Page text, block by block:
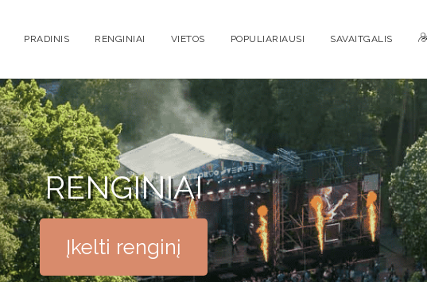
PRADINIS RENGINIAI VIETOS POPULIARIAUSI SAVAITGALIS
RENGINIAI
Įkelti renginį